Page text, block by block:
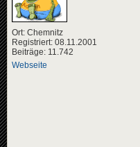
Ort: Chemnitz
Registriert: 08.11.2001
Beiträge: 11.742
Webseite